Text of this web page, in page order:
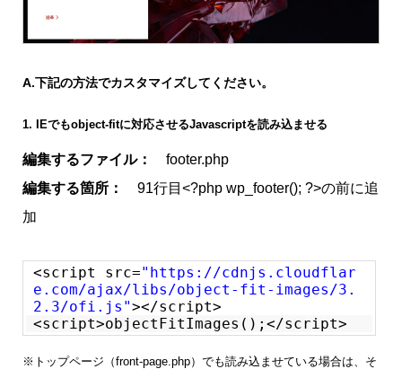
A.下記の方法でカスタマイズしてください。
1. IEでもobject-fitに対応させるJavascriptを読み込ませる
編集するファイル：
footer.php
編集する箇所：
91行目<?php wp_footer(); ?>の前に追
加
<script src="https://cdnjs.cloudflar
e.com/ajax/libs/object-fit-images/3.
2.3/ofi.js"></script>
<script>objectFitImages();</script>
※トップページ（front-page.php）でも読み込ませている場合は、そ